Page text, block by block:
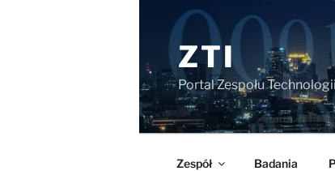
ZTI
Portal Zespołu
Zespół Badania